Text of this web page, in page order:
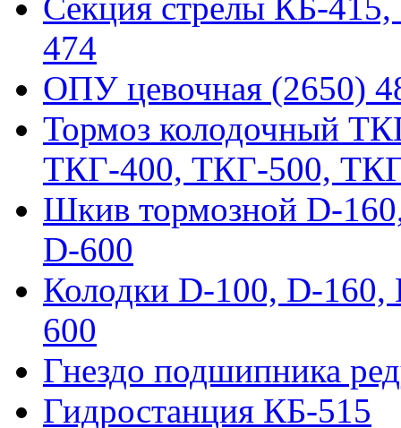
474
ОПУ цевочная (2650)
Тормоз колодочный
ТКГ-400, ТКГ-500,
Шкив тормозной D-
D-600
Колодки D-100, D-
600
Гнездо подшипника
Гидростанция КБ-515